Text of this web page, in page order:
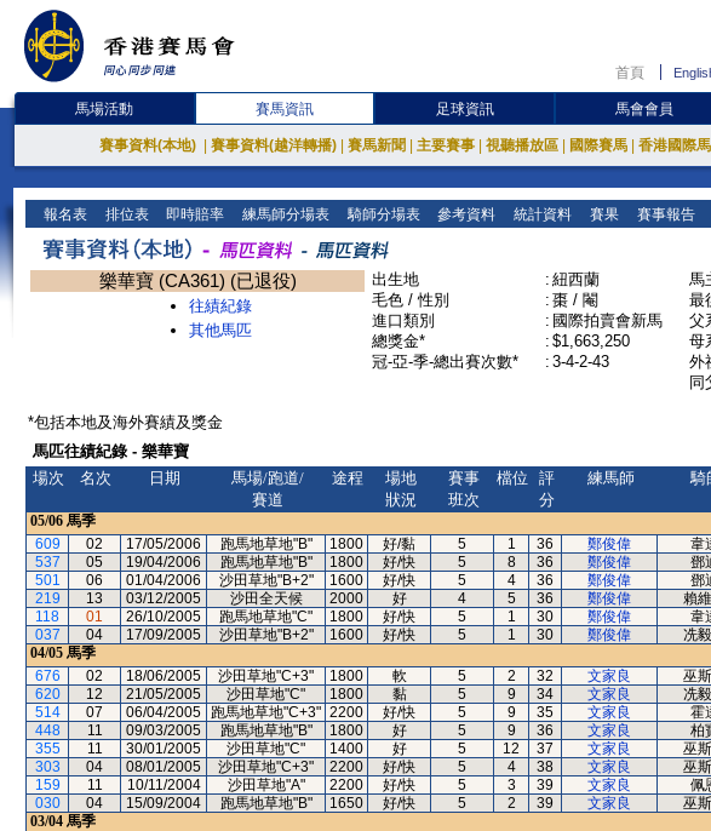
首頁
馬場活動 賽馬資訊 足球資訊 馬會會員
賽事資料(本地) 賽事資料(越洋轉播) 賽馬新聞 主要賽事 視聽播放區 國際賽馬 香港國際
報名表 排位表 即時賠率 練馬師分場表 騎師分場表 參考資料 統計資料 賽果 賽事報告
樂華寶 (CA361) (已退役)
往績紀錄
其他馬匹
出生地 : 紐西蘭
毛色 / 性別
: 棗 / 閹
進口類別
: 國際拍賣會新馬
總獎金*
: $1,663,250
冠-亞-季-總出賽次數*
: 3-4-2-43
馬
最
父
母
外
同
*包括本地及海外賽績及獎金
馬匹往績紀錄 - 樂華寶
場次
名次 日期
馬場/跑道/
賽道
途程
場地
狀況
賽事
班次
檔位
評
分
練馬師 騎
05/06 馬季
609
02 17/05/2006 跑馬地草地"B" 1800 好/黏 5 1 36 鄭俊偉 韋
537
05 19/04/2006 跑馬地草地"B" 1800 好/快 5 8 36 鄭俊偉 鄧
501
06 01/04/2006 沙田草地"B+2" 1600 好/快 5 4 36 鄭俊偉 鄧
219
13 03/12/2005 沙田全天候 2000 好 4 5 36 鄭俊偉 賴
118
01 26/10/2005 跑馬地草地"C" 1800 好/快 5 1 30 鄭俊偉 韋
037
04 17/09/2005 沙田草地"B+2" 1600 好/快 5 1 30 鄭俊偉 冼
04/05 馬季
676
02 18/06/2005 沙田草地"C+3" 1800 軟 5 2 32 文家良 巫
620
12 21/05/2005 沙田草地"C" 1800 黏 5 9 34 文家良 冼
514
07 06/04/2005 跑馬地草地"C+3" 2200 好/快 5 9 35 文家良 霍
448
11 09/03/2005 跑馬地草地"B" 1800 好 5 9 36 文家良 柏
355
11 30/01/2005 沙田草地"C" 1400 好 5 12 37 文家良 巫
303
04 08/01/2005 沙田草地"C+3" 2200 好/快 5 4 38 文家良 巫
159
11 10/11/2004 沙田草地"A" 2200 好/快 5 3 39 文家良 佩
030
04 15/09/2004 跑馬地草地"B" 1650 好/快 5 2 39 文家良 巫
03/04 馬季